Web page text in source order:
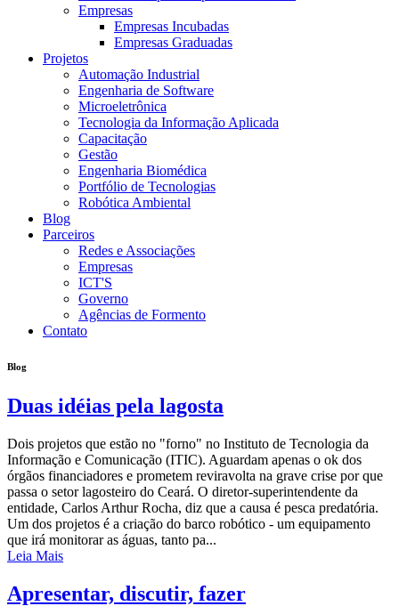
Empresas
Empresas Incubadas
Empresas Graduadas
Projetos
Automação Industrial
Engenharia de Software
Microeletrônica
Tecnologia da Informação Aplicada
Capacitação
Gestão
Engenharia Biomédica
Portfólio de Tecnologias
Robótica Ambiental
Blog
Parceiros
Redes e Associações
Empresas
ICT'S
Governo
Agências de Formento
Contato
Blog
Duas idéias pela lagosta
Dois projetos que estão no "forno" no Instituto de Tecnologia da
Informação e Comunicação (ITIC). Aguardam apenas o ok dos
órgãos financiadores e prometem reviravolta na grave crise por que
passa o setor lagosteiro do Ceará. O diretor-superintendente da
entidade, Carlos Arthur Rocha, diz que a causa é pesca predatória.
Um dos projetos é a criação do barco robótico - um equipamento
que irá monitorar as águas, tanto pa...
Leia Mais
Apresentar, discutir, fazer